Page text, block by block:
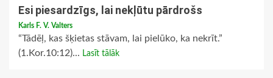
Esi piesardzīgs, lai nekļūtu pārdrošs
Karls F. V. Valters
“Tādēļ, kas šķietas stāvam, lai pielūko, ka nekrīt.”
(1.Kor.10:12)... Lasīt tālāk